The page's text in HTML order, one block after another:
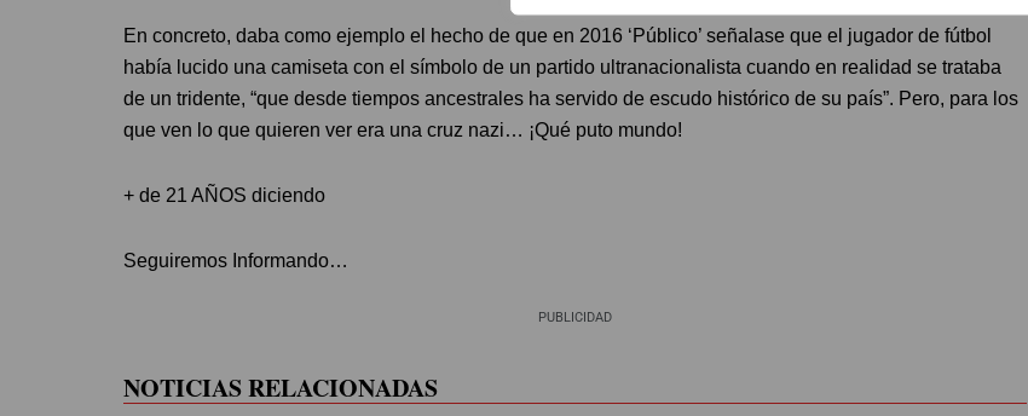
En concreto, daba como ejemplo el hecho de que en 2016 ‘Público’ señalase que el jugador de fútbol
había lucido una camiseta con el símbolo de un partido ultranacionalista cuando en realidad se trataba
de un tridente, “que desde tiempos ancestrales ha servido de escudo histórico de su país”. Pero, para los
que ven lo que quieren ver era una cruz nazi… ¡Qué puto mundo!
+ de 21 AÑOS diciendo
Seguiremos Informando…
PUBLICIDAD
NOTICIAS RELACIONADAS